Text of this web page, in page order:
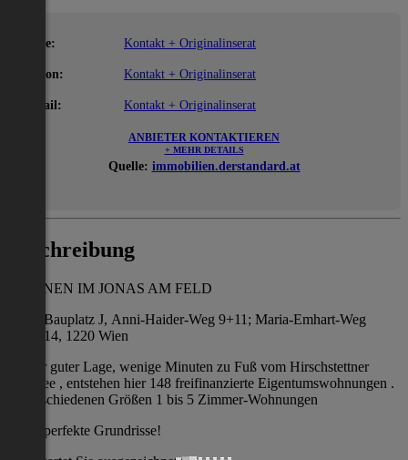
Name: Kontakt + Originalinserat
Telefon: Kontakt + Originalinserat
E-Mail: Kontakt + Originalinserat
ANBIETER KONTAKTIEREN
+ MEHR DETAILS
Quelle: immobilien.derstandard.at
Beschreibung
WOHNEN IM JONAS AM FELD
Bauplatz J, Anni-Haider-Weg 9+11; Maria-Emhart-Weg
14, 1220 Wien
In sehr guter Lage, wenige Minuten zu Fuß vom Hirschstettner
Badesee , entstehen hier 148 freifinanzierte Eigentumswohnungen .
In verschiedenen Größen 1 bis 5 Zimmer-Wohnungen
perfekte Grundrisse!